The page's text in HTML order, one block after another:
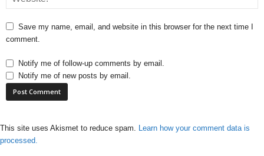
Save my name, email, and website in this browser for the next time I
comment.
Notify me of follow-up comments by email.
Notify me of new posts by email.
This site uses Akismet to reduce spam. Learn how your comment data is
processed.